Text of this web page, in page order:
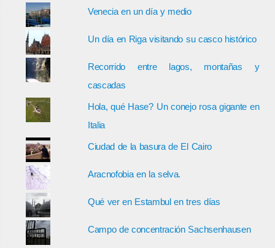
Venecia en un día y medio
Un día en Riga visitando su casco histórico
Recorrido entre lagos, montañas y
cascadas
Hola, qué Hase? Un conejo rosa gigante en
Italia
Ciudad de la basura de El Cairo
Aracnofobia en la selva.
Qué ver en Estambul en tres días
Campo de concentración Sachsenhausen